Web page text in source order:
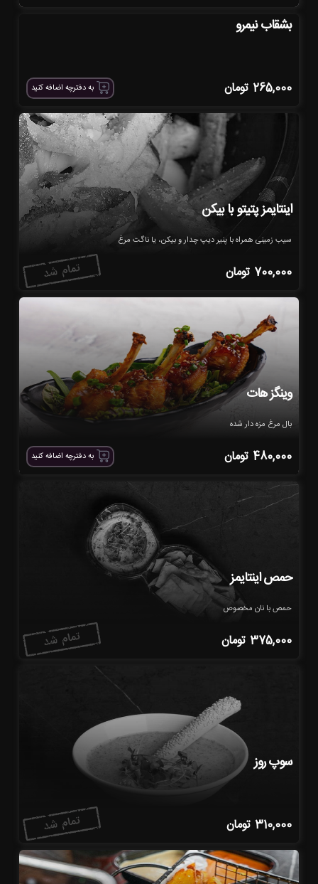
بشقاب نیمرو
265,000 تومان به دفترچه اضافه کنید
اینتایمز پتیتو با بیکن
سیب زمینی همراه با پنیر دیپ چدار و بیکن، یا ناگت مرغ
700,000 تومان
وینگز هات
بال مرغ مزه دار شده
480,000 تومان به دفترچه اضافه کنید
حمص اینتایمز
حمص با نان مخصوص
375,000 تومان
سوپ روز
310,000 تومان